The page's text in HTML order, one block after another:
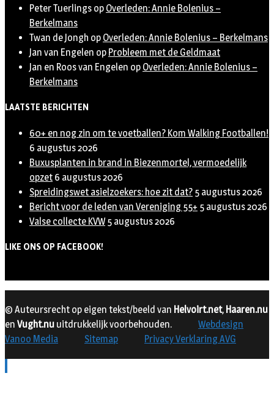
Peter Tuerlings op Overleden: Annie Bolenius –
Berkelmans
Twan de Jongh op Overleden: Annie Bolenius – Berkelmans
Jan van Engelen op Probleem met de Geldmaat
Jan en Roos van Engelen op Overleden: Annie Bolenius –
Berkelmans
LAATSTE BERICHTEN
60+ en nog zin om te voetballen? Kom Walking Footballen!
6 augustus 2026
Buxusplanten in brand in Biezenmortel, vermoedelijk
opzet 6 augustus 2026
Spreidingswet asielzoekers: hoe zit dat? 5 augustus 2026
Bericht voor de leden van Vereniging 55+ 5 augustus 2026
Valse collecte KVW 5 augustus 2026
LIKE ONS OP FACEBOOK!
© Auteursrecht op eigen tekst/beeld van Helvoirt.net, Haaren.nu
en Vught.nu uitdrukkelijk voorbehouden.
Webdesign
Vanoo Media
Sitemap Privacy Verklaring AVG